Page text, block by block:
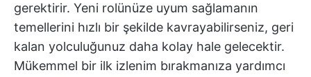
gerektirir. Yeni rolünüze uyum sağlamanın
temellerini hızlı bir şekilde kavrayabilirseniz, geri
kalan yolculuğunuz daha kolay hale gelecektir.
Mükemmel bir ilk izlenim bırakmanıza yardımcı